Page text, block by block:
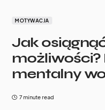
MOTYWACJA
Jak
możliwości?
mentalny
7 minute read